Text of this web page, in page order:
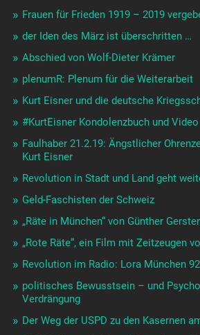
Frauen für Frieden 1919 – 2019
der Iden des März ist überschritten …
Abschied von Wolf-Dieter Krämer
plenumR: Plenum für die Weiterarbeit
Kurt Eisner und die deutsche
#KurtEisner Kondolenzbuch und Video
Faulhaber 21.2.19: Ängstlicher
Kurt Eisner
Revolution in Stadt und Land geht
Geld-Faschisten der Schweiz
„Räte in München“ von Günther
„Rote Räte“, ein Film mit Zeitzeugen
Revolution im Radio: Lora München
politisches Bewusstsein – und
Verdrängung
Der Weg der USPD zu den Kasernen